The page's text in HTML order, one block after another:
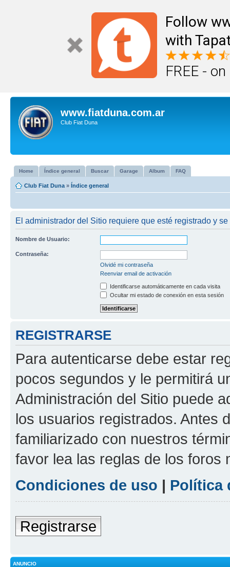
Follow
with
FREE -
www.fiatduna.com.ar
Club Fiat Duna
Home Índice general Buscar Garage Album FAQ
Club Fiat Duna » Índice general
El administrador del Sitio requiere que esté registrado y
Nombre de Usuario:
Contraseña:
Olvidé mi contraseña
Reenviar email de activación
Identificarse automáticamente en cada visita
Ocultar mi estado de conexión en esta sesión
REGISTRARSE
Para autenticarse debe estar
pocos segundos y le permitirá
Administración del Sitio puede
los usuarios registrados. Antes
familiarizado con nuestros
favor lea las reglas de los foros
Condiciones de uso | Política
Registrarse
ANUNCIO